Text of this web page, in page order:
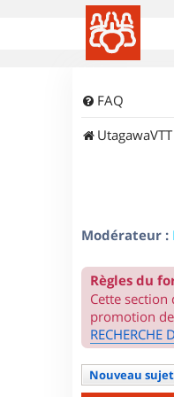
FAQ
Modérateur :
Règles du
Cette
promotion
RECHERCHE
Nouveau sujet